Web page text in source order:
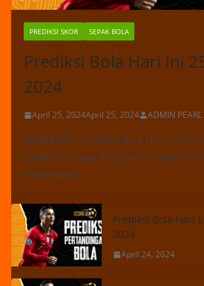
PREDIKSI SKOR SEPAK BOLA
Prediksi Bola Hari Ini
2024
April 25, 2024April 25, 2024 ADMIN PEARL
SCOREIDN – Prediksi Bola Hari Ini 25–
IOSBET sebagai Situs Bandar Bola
Terpercaya
Prediksi Bola Hari
2024
April 24, 2024